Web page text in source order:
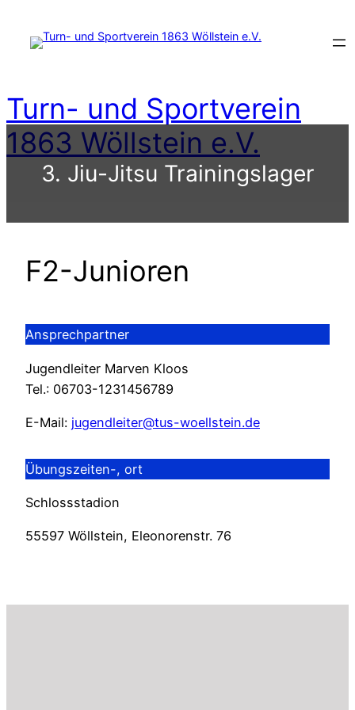
Inhalt
Turn- und Sportverein
1863 Wöllstein e.V.
3. Jiu-Jitsu Trainingslager
F2-Junioren
Ansprechpartner
Jugendleiter Marven Kloos
Tel.: 06703-1231456789
E-Mail: jugendleiter@tus-woellstein.de
Übungszeiten-, ort
Schlossstadion
55597 Wöllstein, Eleonorenstr. 76